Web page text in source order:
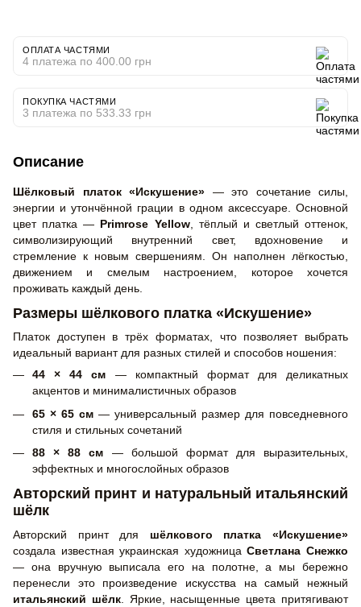
ОПЛАТА ЧАСТЯМИ
4 платежа по 400.00 грн
ПОКУПКА ЧАСТЯМИ
3 платежа по 533.33 грн
Описание
Шёлковый платок «Искушение» — это сочетание силы,
энергии и утончённой грации в одном аксессуаре. Основной
цвет платка — Primrose Yellow, тёплый и светлый оттенок,
символизирующий внутренний свет, вдохновение и
стремление к новым свершениям. Он наполнен лёгкостью,
движением и смелым настроением, которое хочется
проживать каждый день.
Размеры шёлкового платка «Искушение»
Платок доступен в трёх форматах, что позволяет выбрать
идеальный вариант для разных стилей и способов ношения:
44 × 44 см — компактный формат для деликатных
акцентов и минималистичных образов
65 × 65 см — универсальный размер для повседневного
стиля и стильных сочетаний
88 × 88 см — большой формат для выразительных,
эффектных и многослойных образов
Авторский принт и натуральный итальянский
шёлк
Авторский принт для шёлкового платка «Искушение»
создала известная украинская художницаСветлана Снежко
— она вручную выписала его на полотне, а мы бережно
перенесли это произведение искусства на самый нежный
итальянский шёлк. Яркие, насыщенные цвета притягивают